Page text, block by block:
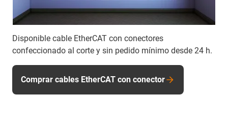
Disponible cable EtherCAT con conectores
confeccionado al corte y sin pedido mínimo desde 24 h.
Comprar cables EtherCAT con conector